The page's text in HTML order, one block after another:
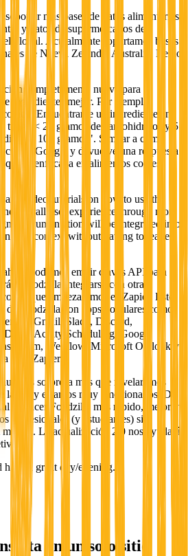
soportar más bases de datos alimentarias
y datos de supermercados de
global. Actualmente soportamos bases
de Nueva Zelanda, Australia, Reino
completamente nueva para
ingredientes mejor. Por ejemplo,
como: "Encuéntrame un ingrediente en
tenga < 20 gramos de carbohidratos y 5
de 100 gramos". Similar a cómo
cosa a Google y devuelve una respuesta
enfocada en alimentos con ese
video tutorials on how to use the
overall user experience through more
Documentation will be integrated into
in context without having to leave
ahora podemos emitir claves API para
a Foodzilla integrarse con otras
la que empezaremos es Zapier. Esto
de Foodzilla con apps populares como
Gmail, Slack, Discord,
Acuity Scheduling, Google
Webflow, Microsoft Outlook y
para Zapier.
sorpresa más que revelaremos
la 2.0 y estamos muy emocionados. De
es hacer Foodzilla más rápido, mejor y
profesionales (y estudiantes) sin
mundo. La actualización 2.0 nos ayudará
;)
have a great day/evening.
en un solo sitio